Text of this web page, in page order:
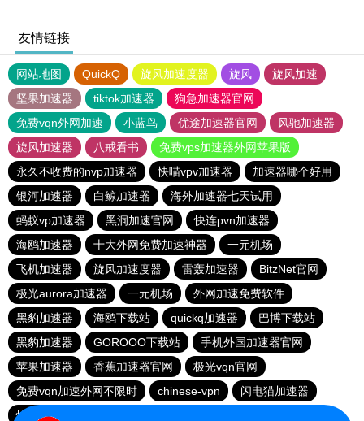
友情链接
网站地图 QuickQ 旋风加速度器 旋风
旋风加速
坚果加速器
tiktok加速器
狗急加速器官网
免费vqn外网加速
小蓝鸟 优途加速器官网
风驰加速器
旋风加速器
八戒看书
免费vps加速器外网苹果版
永久不收费的nvp加速器
快喵vpv加速器
加速器哪个好用
银河加速器
白鲸加速器
海外加速器七天试用
蚂蚁vp加速器
黑洞加速官网
快连pvn加速器
海鸥加速器
十大外网免费加速神器
一元机场
飞机加速器
旋风加速度器 雷轰加速器
BitzNet官网
极光aurora加速器
一元机场
外网加速免费软件
黑豹加速器
海鸥下载站 quickq加速器
巴博下载站
黑豹加速器
GOROOO下载站
手机外国加速器官网
苹果加速器
香蕉加速器官网
极光vqn官网
免费vqn加速外网不限时
chinese-vpn
闪电猫加速器
快橙加速器